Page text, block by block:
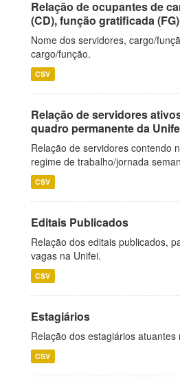
Relação de ocupantes de
(CD), função gratificada
Nome dos servidores, cargo/
cargo/função.
CSV
Relação de servidores
quadro permanente da
Relação de servidores contendo
regime de trabalho/jornada
CSV
Editais Publicados
Relação dos editais publicados,
vagas na Unifei.
CSV
Estagiários
Relação dos estagiários atuantes
CSV